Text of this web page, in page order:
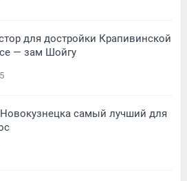
для достройки Крапивинской
— зам Шойгу
самый лучший для